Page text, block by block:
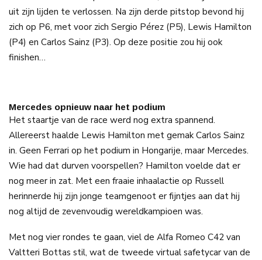
uit zijn lijden te verlossen. Na zijn derde pitstop bevond hij
zich op P6, met voor zich Sergio Pérez (P5), Lewis Hamilton
(P4) en Carlos Sainz (P3). Op deze positie zou hij ook
finishen…
Mercedes opnieuw naar het podium
Het staartje van de race werd nog extra spannend.
Allereerst haalde Lewis Hamilton met gemak Carlos Sainz
in. Geen Ferrari op het podium in Hongarije, maar Mercedes.
Wie had dat durven voorspellen? Hamilton voelde dat er
nog meer in zat. Met een fraaie inhaalactie op Russell
herinnerde hij zijn jonge teamgenoot er fijntjes aan dat hij
nog altijd de zevenvoudig wereldkampioen was.
Met nog vier rondes te gaan, viel de Alfa Romeo C42 van
Valtteri Bottas stil, wat de tweede virtual safetycar van de